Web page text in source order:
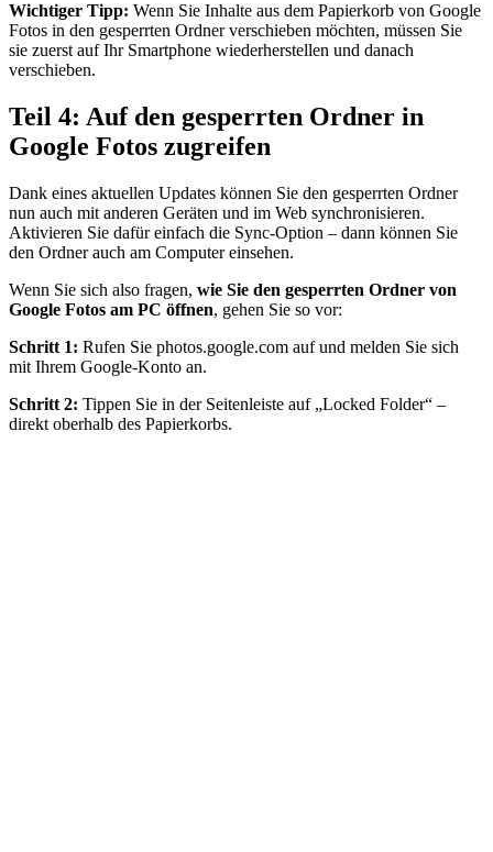
Wichtiger Tipp: Wenn Sie Inhalte aus dem Papierkorb von Google
Fotos in den gesperrten Ordner verschieben möchten, müssen Sie
sie zuerst auf Ihr Smartphone wiederherstellen und danach
verschieben.
Teil 4: Auf den gesperrten Ordner in
Google Fotos zugreifen
Dank eines aktuellen Updates können Sie den gesperrten Ordner
nun auch mit anderen Geräten und im Web synchronisieren.
Aktivieren Sie dafür einfach die Sync-Option – dann können Sie
den Ordner auch am Computer einsehen.
Wenn Sie sich also fragen, wie Sie den gesperrten Ordner von
Google Fotos am PC öffnen, gehen Sie so vor:
Schritt 1: Rufen Sie photos.google.com auf und melden Sie sich
mit Ihrem Google-Konto an.
Schritt 2: Tippen Sie in der Seitenleiste auf „Locked Folder“ –
direkt oberhalb des Papierkorbs.